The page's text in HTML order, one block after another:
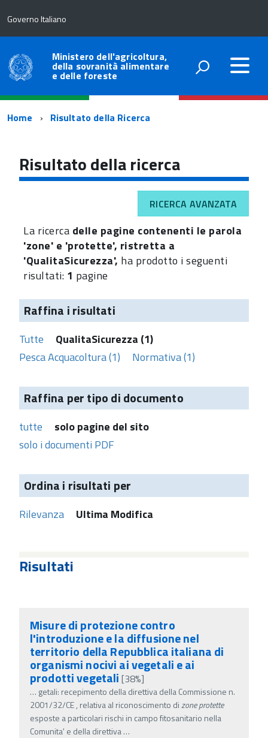
Governo Italiano
Ministero dell'agricoltura,
della sovranità alimentare
e delle foreste
Percorso
navigazione
Home Risultato della Ricerca
Risultato della ricerca
RICERCA AVANZATA
La ricerca delle pagine contenenti le parola
'zone' e 'protette', ristretta a
'QualitaSicurezza', ha prodotto i seguenti
risultati: 1 pagine
Raffina i risultati
Tutte
QualitaSicurezza (1)
Pesca Acquacoltura (1)
Normativa (1)
Raffina per tipo di documento
tutte
solo pagine del sito
solo i documenti PDF
Ordina i risultati per
Rilevanza Ultima Modifica
Risultati
Misure di protezione contro
l'introduzione e la diffusione nel
territorio della Repubblica italiana di
organismi nocivi ai vegetali e ai
prodotti vegetali [38%]
… getali: recepimento della direttiva della Commissione n.
2001/32/CE , relativa al riconoscimento dizoneprotette
esposte a particolari rischi in campo fitosanitario nella
Comunita' e della direttiva…